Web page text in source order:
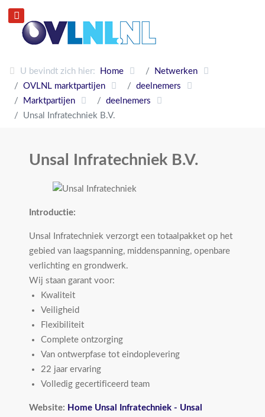
U bevindt zich hier: Home
Netwerken
OVLNL marktpartijen
deelnemers
Marktpartijen
deelnemers
Unsal Infratechniek B.V.
Unsal Infratechniek B.V.
Introductie:
Unsal Infratechniek verzorgt een totaalpakket op het
gebied van laagspanning, middenspanning, openbare
verlichting en grondwerk.
Wij staan garant voor:
Kwaliteit
Veiligheid
Flexibiliteit
Complete ontzorging
Van ontwerpfase tot eindoplevering
22 jaar ervaring
Volledig gecertificeerd team
Website: Home Unsal Infratechniek - Unsal